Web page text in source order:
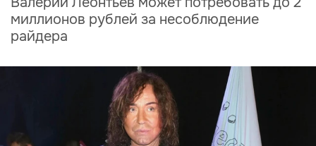
миллионов рублей за несоблюдение
райдера